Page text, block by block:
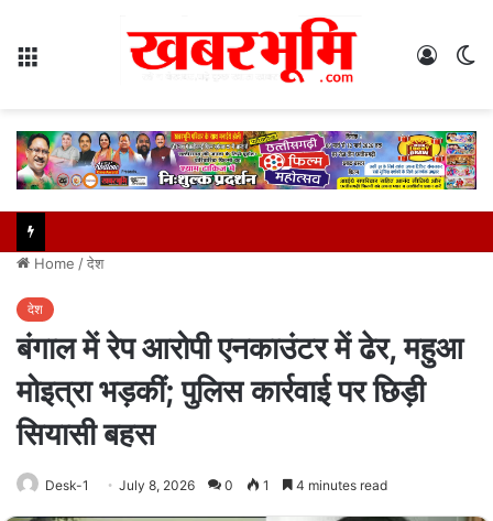
Log
Home /देश
देश
बंगाल में रेप आरोपी एनकाउंटर में ढेर, महुआ
मोइत्रा भड़कीं; पुलिस कार्रवाई पर छिड़ी
सियासी बहस
Desk-1 July 8, 2026 0 1 4 minutes read